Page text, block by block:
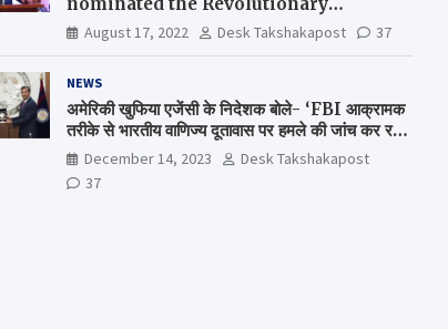
Comrade Shiv Varma Media Award
2022-23
August 17, 2022 Desk Takshakapost 37
NEWS
अमेरिकी खुफिया एजेंसी के निदेशक बोले- ‘FBI आक्रामक
तरीके से भारतीय वाणिज्य दूतावास पर हमले की जांच कर रही
है’ December 14, 2023
Desk Takshakapost
37